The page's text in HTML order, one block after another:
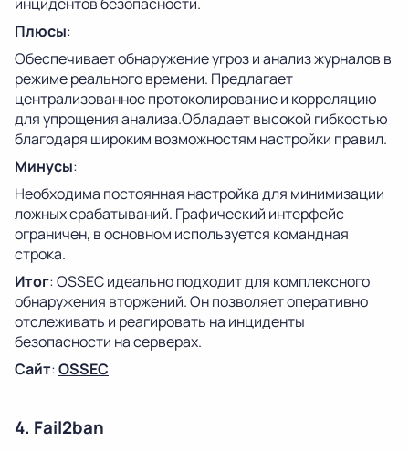
Плюсы:
Обеспечивает обнаружение угроз и анализ журналов в
режиме реального времени. Предлагает
централизованное протоколирование и корреляцию
для упрощения анализа.Обладает высокой гибкостью
благодаря широким возможностям настройки правил.
Минусы:
Необходима постоянная настройка для минимизации
ложных срабатываний. Графический интерфейс
ограничен, в основном используется командная
строка.
Итог: OSSEC идеально подходит для комплексного
обнаружения вторжений. Он позволяет оперативно
отслеживать и реагировать на инциденты
безопасности на серверах.
Сайт:OSSEC
4. Fail2ban